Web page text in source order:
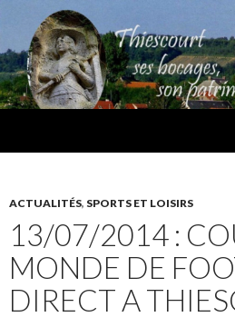
ACTUALITÉS, SPORTS ET LOISIRS
13/07/2014 :
MONDE DE
DIRECT A